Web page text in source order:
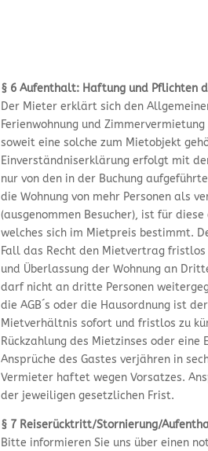
§ 6 Aufenthalt: Haftung und Pflichten
Der Mieter erklärt sich den
Ferienwohnung und
soweit eine solche zum Mietobjekt
Einverständniserklärung erfolgt mit
nur von den in der Buchung
die Wohnung von mehr Personen als
(ausgenommen Besucher), ist für
welches sich im Mietpreis bestimmt.
Fall das Recht den Mietvertrag
und Überlassung der Wohnung an
darf nicht an dritte Personen
die AGB´s oder die Hausordnung ist
Mietverhältnis sofort und fristlos zu
Rückzahlung des Mietzinses oder eine
Ansprüche des Gastes verjähren in
Vermieter haftet wegen Vorsatzes.
der jeweiligen gesetzlichen Frist.
§ 7 Reiserücktritt/Stornierung/
Bitte informieren Sie uns über einen